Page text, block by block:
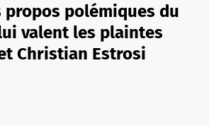
propos polémiques du
valent les plaintes
Christian Estrosi